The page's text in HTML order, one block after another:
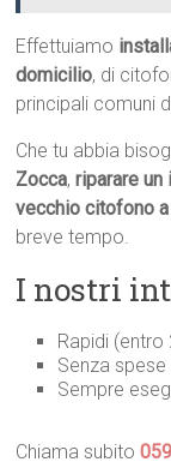
Effettuiamo
domicilio, di
principali comuni
Che tu abbia
Zocca,riparare un
vecchio citofono
breve tempo.
I nostri
Rapidi (entro
Senza
Sempre
Chiama subito